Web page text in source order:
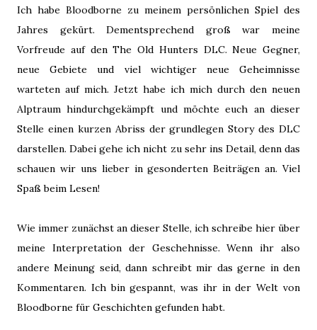
Ich habe Bloodborne zu meinem persönlichen Spiel des
Jahres gekürt. Dementsprechend groß war meine
Vorfreude auf den The Old Hunters DLC. Neue Gegner,
neue Gebiete und viel wichtiger neue Geheimnisse
warteten auf mich. Jetzt habe ich mich durch den neuen
Alptraum hindurchgekämpft und möchte euch an dieser
Stelle einen kurzen Abriss der grundlegen Story des DLC
darstellen. Dabei gehe ich nicht zu sehr ins Detail, denn das
schauen wir uns lieber in gesonderten Beiträgen an. Viel
Spaß beim Lesen!
Wie immer zunächst an dieser Stelle, ich schreibe hier über
meine Interpretation der Geschehnisse. Wenn ihr also
andere Meinung seid, dann schreibt mir das gerne in den
Kommentaren. Ich bin gespannt, was ihr in der Welt von
Bloodborne für Geschichten gefunden habt.